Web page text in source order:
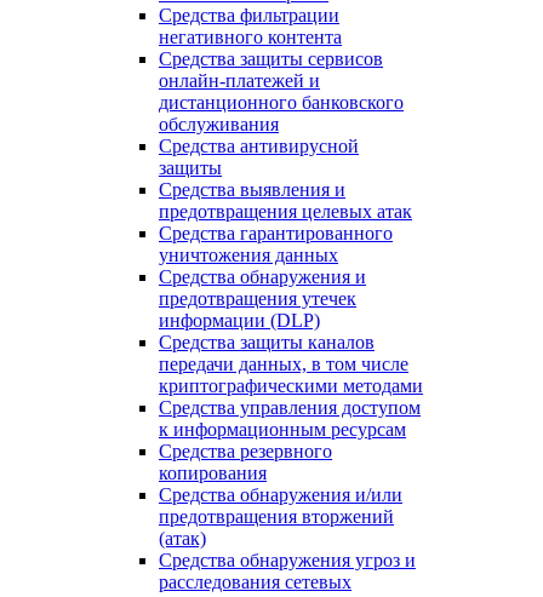
Средства фильтрации
негативного контента
Средства защиты сервисов
онлайн-платежей и
дистанционного банковского
обслуживания
Средства антивирусной
защиты
Средства выявления и
предотвращения целевых атак
Средства гарантированного
уничтожения данных
Средства обнаружения и
предотвращения утечек
информации (DLP)
Средства защиты каналов
передачи данных, в том числе
криптографическими методами
Средства управления доступом
к информационным ресурсам
Средства резервного
копирования
Средства обнаружения и/или
предотвращения вторжений
(атак)
Средства обнаружения угроз и
расследования сетевых